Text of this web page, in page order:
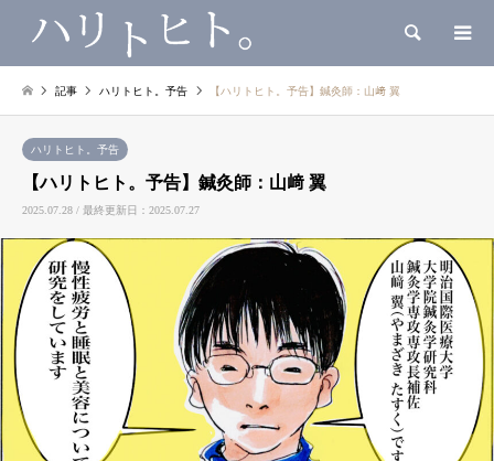
検索
記事 ハリトヒト。予告 【ハリトヒト。予告】鍼灸師：山﨑 翼
ハリトヒト。予告
【ハリトヒト。予告】鍼灸師：山﨑 翼
2025.07.28 / 最終更新日：2025.07.27